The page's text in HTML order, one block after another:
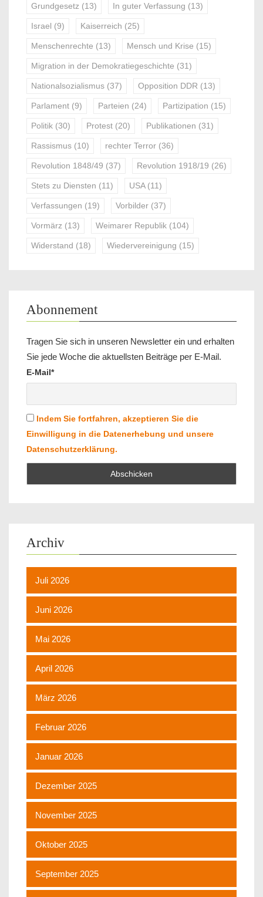
Grundgesetz (13) In guter Verfassung (13)
Israel (9) Kaiserreich (25)
Menschenrechte (13) Mensch und Krise (15)
Migration in der Demokratiegeschichte (31)
Nationalsozialismus (37) Opposition DDR (13)
Parlament (9) Parteien (24) Partizipation (15)
Politik (30) Protest (20) Publikationen (31)
Rassismus (10) rechter Terror (36)
Revolution 1848/49 (37) Revolution 1918/19 (26)
Stets zu Diensten (11) USA(11)
Verfassungen (19) Vorbilder (37)
Vormärz (13) Weimarer Republik (104)
Widerstand (18) Wiedervereinigung (15)
Abonnement
Tragen Sie sich in unseren Newsletter ein und erhalten
Sie jede Woche die aktuellsten Beiträge per E-Mail.
E-Mail*
Indem Sie fortfahren, akzeptieren Sie die
Einwilligung in die Datenerhebung und unsere
Datenschutzerklärung.
Archiv
Juli 2026
Juni 2026
Mai 2026
April 2026
März 2026
Februar 2026
Januar 2026
Dezember 2025
November 2025
Oktober 2025
September 2025